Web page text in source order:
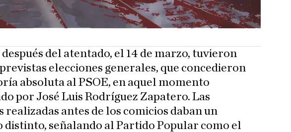
del atentado, el 14 de marzo, tuvieron
elecciones generales, que concedieron
absoluta al PSOE, en aquel momento
por José Luis Rodríguez Zapatero. Las
realizadas antes de los comicios daban un
distinto, señalando al Partido Popular como el